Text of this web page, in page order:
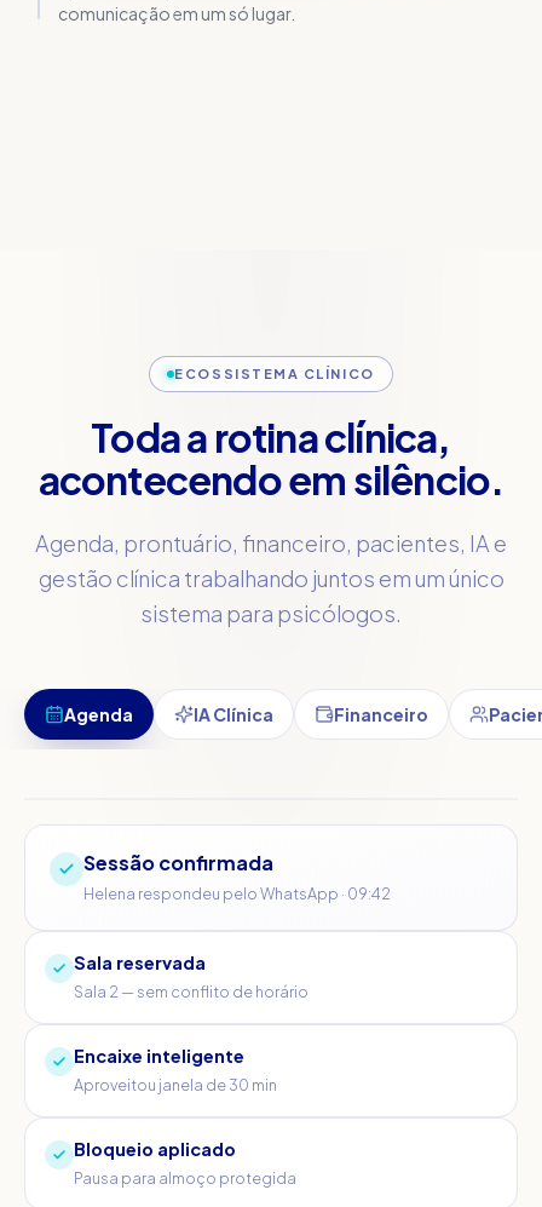
comunicação em um só lugar.
ECOSSISTEMA CLÍNICO
Toda a rotina clínica,
acontecendo em silêncio.
Agenda, prontuário, financeiro, pacientes, IA e
gestão clínica trabalhando juntos em um único
sistema para psicólogos.
Agenda IA Clínica Financeiro
AGENDA
A manhã começa organizada
Sessão confirmada
Helena respondeu pelo WhatsApp · 09:42
Sala reservada
Sala 2 — sem conflito de horário
Encaixe inteligente
Aproveitou janela de 30 min
Bloqueio aplicado
Pausa para almoço protegida